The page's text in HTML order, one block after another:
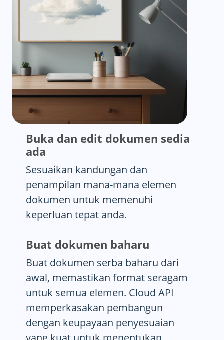
Buka dan edit dokumen sedia
ada
Sesuaikan kandungan dan
penampilan mana-mana elemen
dokumen untuk memenuhi
keperluan tepat anda.
Buat dokumen baharu
Buat dokumen serba baharu dari
awal, memastikan format seragam
untuk semua elemen. Cloud API
memperkasakan pembangun
dengan keupayaan penyesuaian
yang kuat untuk menentukan